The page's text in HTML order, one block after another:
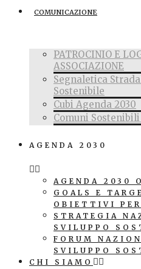
COMUNICAZIONE
PATROCINIO E
ASSOCIAZIONE
Segnaletica
Sostenibile
Cubi Agenda 2030
Comuni
AGENDA 2030
AGENDA 2030
GOALS E
OBIETTIVI
STRATEGIA
SVILUPPO
FORUM
SVILUPPO
CHI SIAMO